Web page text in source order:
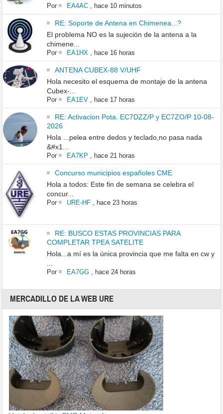
Por EA4AC, hace 10 minutos
RE: Soporte de Antena en Chimenea...?
El problema NO es la sujeción de la antena a la
chimene...
Por EA1HX hace 16 horas
ANTENA CUBEX-88 V/UHF
Hola necesito el esquema de montaje de la antena
Cubex-...
Por EA1EV, hace 17 horas
RE: Activacion Pota. EC7DZZ/P y EC7ZO/P 10-08-
2026
Hola ...pelea entre dedos y teclado,no pasa nada
&#x1...
Por EA7KP hace 21 horas
Concurso municipios españoles CME
Hola a todos: Este fin de semana se celebra el
concur...
Por URE-HF, hace 23 horas
RE: BUSCO ESTAS PROVINCIAS PARA
COMPLETAR TPEA SATELITE
Hola...a mí es la única provincia que me falta en cw y
Por EA7GG, hace 24 horas
MERCADILLO DE LA WEB URE